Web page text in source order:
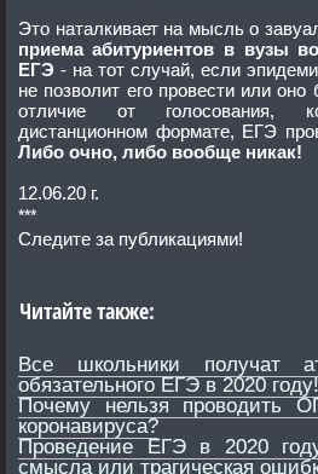
Это наталкивает на мысль о
приема абитуриентов в вузы вообще без результатов
ЕГЭ - на тот случай, если эпидемиологическая обстановка
не позволит его провести или оно будет
отличие от голосования,
Либо очно, либо вообще никак!
12.06.20 г.
***
Следите за публикациями!
Читайте также:
Все школьники получат
обязательного ЕГЭ в 2020 году!
Почему нельзя проводить
коронавируса?
Проведение ЕГЭ в 2020
смысла или трагическая